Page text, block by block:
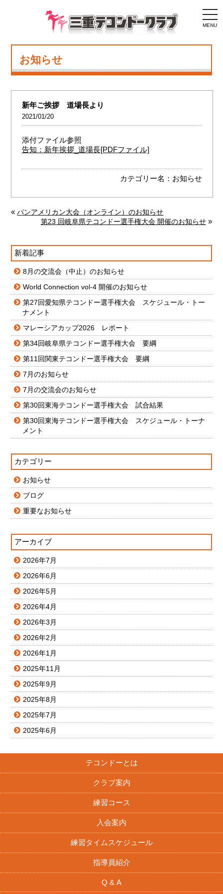
MENU
お知らせ
新年ご挨拶 道場長より
2021/01/20
添付ファイル参照
告知：新年挨拶_道場長[PDFファイル]
カテゴリー名： お知らせ
«パンアメリカン大会（オンライン）のお知らせ
第23 回岐阜県テコンドー選手権大会 開催のお知らせ»
新着記事
8月の交流会（中止）のお知らせ
World Connection vol-4 開催のお知らせ
第27回愛知県テコンドー選手権大会 スケジュール・トー
ナメント
マレーシアカップ2026 レポート
第34回岐阜県テコンドー選手権大会 要綱
第11回関東テコンドー選手権大会 要綱
7月のお知らせ
7月の交流会のお知らせ
第30回東海テコンドー選手権大会 試合結果
第30回東海テコンドー選手権大会 スケジュール・トーナ
メント
カテゴリー
お知らせ
ブログ
重要なお知らせ
アーカイブ
2026年7月
2026年6月
2026年5月
2026年4月
2026年3月
2026年2月
2026年1月
2025年11月
2025年9月
2025年8月
2025年7月
2025年6月
テコンドーとは
クラブ案内
練習コース
入会案内
練習タイムスケジュール
指導員紹介
Q & A